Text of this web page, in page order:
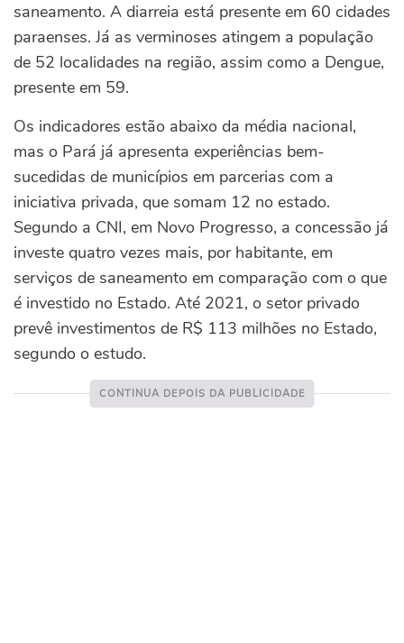
saneamento. A diarreia está presente em 60 cidades
paraenses. Já as verminoses atingem a população
de 52 localidades na região, assim como a Dengue,
presente em 59.
Os indicadores estão abaixo da média nacional,
mas o Pará já apresenta experiências bem-
sucedidas de municípios em parcerias com a
iniciativa privada, que somam 12 no estado.
Segundo a CNI, em Novo Progresso, a concessão já
investe quatro vezes mais, por habitante, em
serviços de saneamento em comparação com o que
é investido no Estado. Até 2021, o setor privado
prevê investimentos de R$ 113 milhões no Estado,
segundo o estudo.